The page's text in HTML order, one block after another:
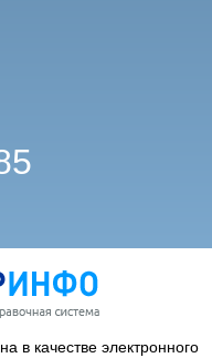
в качестве электронного